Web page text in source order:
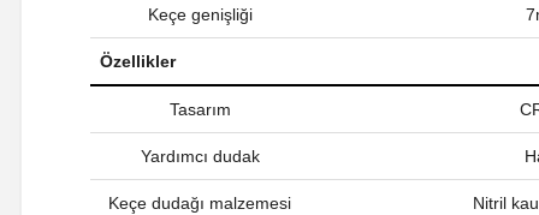
Keçe genişliği
Özellikler
Tasarım
Yardımcı dudak
Keçe dudağı malzemesi Nitril